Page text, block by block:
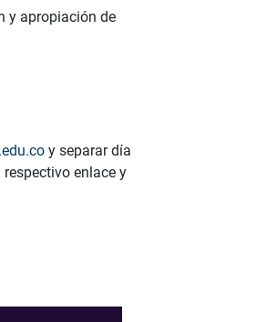
y apropiación de
y separar día
enlace y